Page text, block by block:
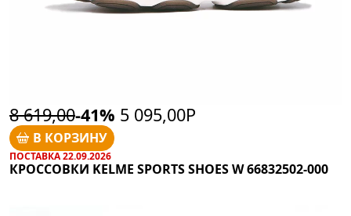
8 619,00-41% 5 095,00Р
В КОРЗИНУ
ПОСТАВКА 22.09.2026
КРОССОВКИ KELME SPORTS SHOES W 66832502-000